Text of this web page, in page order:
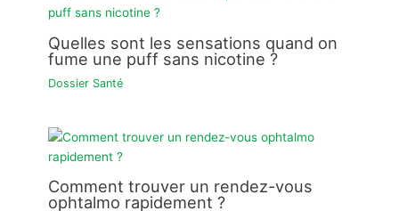
Quelles sont les sensations quand on
fume une puff sans nicotine ?
Dossier Santé
Comment trouver un rendez-vous
ophtalmo rapidement ?